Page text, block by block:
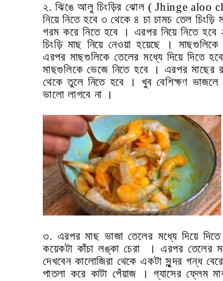
২. ঝিঙে আলু চিংড়ির ঝোল ( Jhinge aloo
নিয়ে নিতে হবে ৩ থেকে ৪ চা চামচ তেল
গরম করে নিতে হবে । এরপর নিয়ে নিতে হবে
চিংড়ি মাছ নিয়ে নেওয়া হয়েছে ।
এরপর মাছগুলিকে তেলের মধ্যে দিয়ে দিতে
মাছগুলিকে ভেজে নিতে হবে । এরপর
থেকে তুলে নিতে হবে । খুব বেশিক্ষণ
ভালো লাগবে না ।
৩. এরপর মাছ ভাজা তেলের মধ্যে দিয়ে
কয়েকটা কাঁচা লঙ্কা চেরা । এরপর তেলের
দেখবেন কালোজিরা থেকে একটা সুন্দর গন্ধ
পাতলা করে কাটা পেঁয়াজ । গ্যাসের ফ্লেম